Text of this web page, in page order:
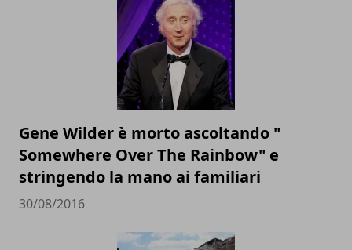
Gene Wilder è morto ascoltando "
Somewhere Over The Rainbow" e
stringendo la mano ai familiari
30/08/2016